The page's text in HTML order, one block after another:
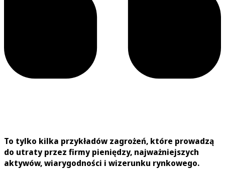
To tylko kilka przykładów zagrożeń, które prowadzą
do utraty przez firmy pieniędzy, najważniejszych
aktywów, wiarygodności i wizerunku rynkowego.